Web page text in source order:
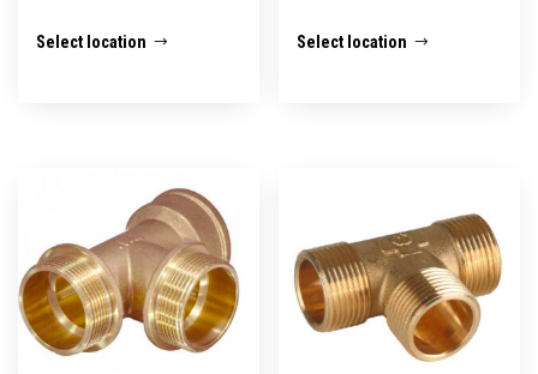
Select location Select location